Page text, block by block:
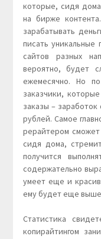
которые, сидя
на бирже
зарабатывать
писать уникальные
сайтов разных
вероятно, будет
ежемесячно. Но
заказчики,
заказы –
рублей. Самое
рерайтером
сидя дома,
получится
содержательно
умеет еще и
ему будет еще
Статистика
копирайтингом